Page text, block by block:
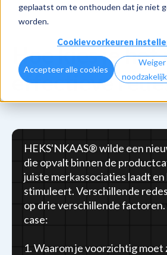
geplaatst om te onthouden dat je niet
worden.
Cookievoorkeuren
Accepteer alle cookies
Hoe kies je het
effectieve
HEKS'NKAAS® wilde een
die opvalt binnen de
juiste merkassociaties laadt
stimuleert. Verschillende
op drie verschillende
case:
1. Waarom je voorzichtig moet